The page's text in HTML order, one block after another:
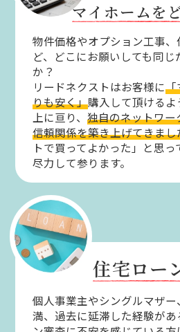
マイホームを
物件価格やオプション工事
ど、どこにお願いしても同
か？
リードネクストはお客様に「
りも安く」購入して頂ける
上に亘り、独自のネットワ
信頼関係を築き上げてきまし
トで買ってよかった」と思
尽力して参ります。
住宅ロー
個人事業主やシングルマザ
満、過去に延滞した経験が